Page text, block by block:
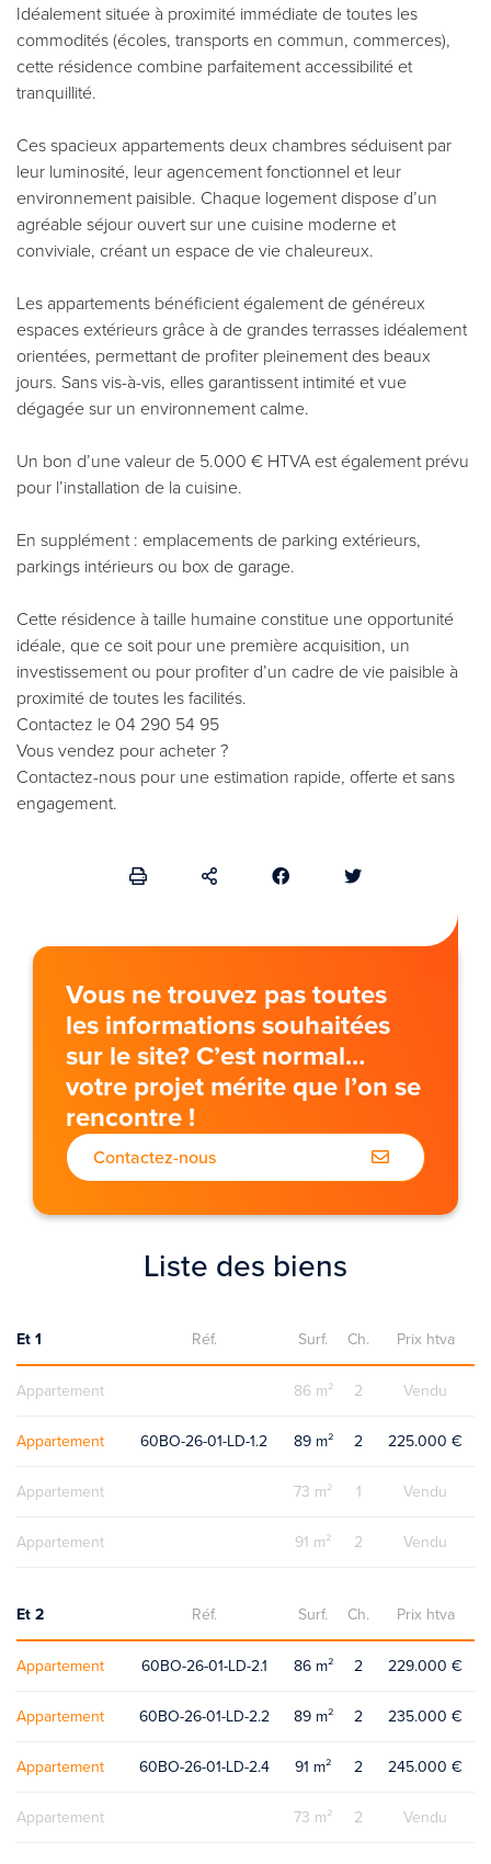
Idéalement située à proximité immédiate de toutes les
commodités (écoles, transports en commun, commerces),
cette résidence combine parfaitement accessibilité et
tranquillité.
Ces spacieux appartements deux chambres séduisent par
leur luminosité, leur agencement fonctionnel et leur
environnement paisible. Chaque logement dispose d’un
agréable séjour ouvert sur une cuisine moderne et
conviviale, créant un espace de vie chaleureux.
Les appartements bénéficient également de généreux
espaces extérieurs grâce à de grandes terrasses idéalement
orientées, permettant de profiter pleinement des beaux
jours. Sans vis-à-vis, elles garantissent intimité et vue
dégagée sur un environnement calme.
Un bon d’une valeur de 5.000 € HTVA est également prévu
pour l’installation de la cuisine.
En supplément : emplacements de parking extérieurs,
parkings intérieurs ou box de garage.
Cette résidence à taille humaine constitue une opportunité
idéale, que ce soit pour une première acquisition, un
investissement ou pour profiter d’un cadre de vie paisible à
proximité de toutes les facilités.
Contactez le 04 290 54 95
Vous vendez pour acheter ?
Contactez-nous pour une estimation rapide, offerte et sans
engagement.
Vous ne trouvez pas toutes
les informations souhaitées
sur le site? C’est normal…
votre projet mérite que l’on se
rencontre !
Contactez-nous
Liste des biens
Et 1 Réf. Surf. Ch. Prix htva
Appartement 86 m² 2 Vendu
Appartement 60BO-26-01-LD-1.2 89 m² 2 225.000 €
Appartement 73 m² 1 Vendu
Appartement 91 m² 2 Vendu
Et 2 Réf. Surf. Ch. Prix htva
Appartement 60BO-26-01-LD-2.1 86 m² 2 229.000 €
Appartement 60BO-26-01-LD-2.2 89 m² 2 235.000 €
Appartement 60BO-26-01-LD-2.4 91 m² 2 245.000 €
Appartement 73 m² 2 Vendu